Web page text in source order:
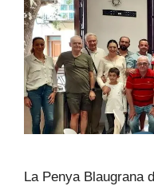
La Penya Blaugrana